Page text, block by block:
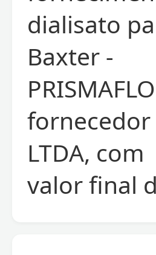
dialisato
Baxter -
fornecedor
LTDA, com
valor final